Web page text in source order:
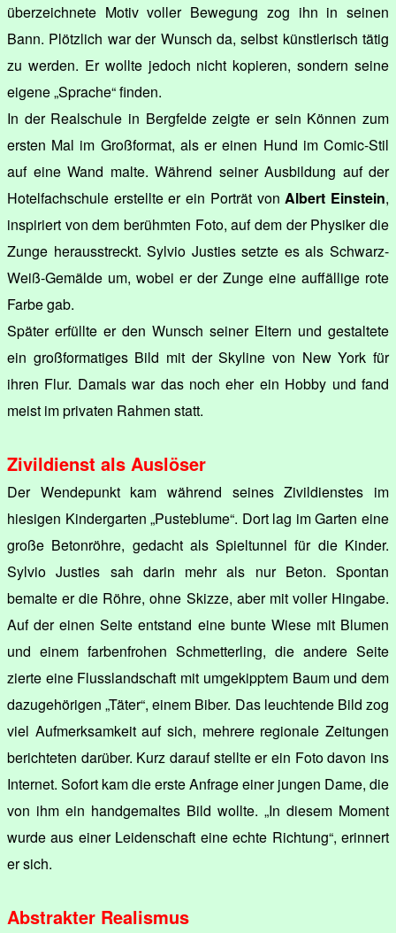
überzeichnete Motiv voller Bewegung zog ihn in seinen
Bann. Plötzlich war der Wunsch da, selbst künstlerisch tätig
zu werden. Er wollte jedoch nicht kopieren, sondern seine
eigene „Sprache“ finden.
In der Realschule in Bergfelde zeigte er sein Können zum
ersten Mal im Großformat, als er einen Hund im Comic-Stil
auf eine Wand malte. Während seiner Ausbildung auf der
Hotelfachschule erstellte er ein Porträt vonAlbert Einstein,
inspiriert von dem berühmten Foto, auf dem der Physiker die
Zunge herausstreckt. Sylvio Justies setzte es als Schwarz-
Weiß-Gemälde um, wobei er der Zunge eine auffällige rote
Farbe gab.
Später erfüllte er den Wunsch seiner Eltern und gestaltete
ein großformatiges Bild mit der Skyline von New York für
ihren Flur. Damals war das noch eher ein Hobby und fand
meist im privaten Rahmen statt.
Zivildienst als Auslöser
Der Wendepunkt kam während seines Zivildienstes im
hiesigen Kindergarten „Pusteblume“. Dort lag im Garten eine
große Betonröhre, gedacht als Spieltunnel für die Kinder.
Sylvio Justies sah darin mehr als nur Beton. Spontan
bemalte er die Röhre, ohne Skizze, aber mit voller Hingabe.
Auf der einen Seite entstand eine bunte Wiese mit Blumen
und einem farbenfrohen Schmetterling, die andere Seite
zierte eine Flusslandschaft mit umgekipptem Baum und dem
dazugehörigen „Täter“, einem Biber. Das leuchtende Bild zog
viel Aufmerksamkeit auf sich, mehrere regionale Zeitungen
berichteten darüber. Kurz darauf stellte er ein Foto davon ins
Internet. Sofort kam die erste Anfrage einer jungen Dame, die
von ihm ein handgemaltes Bild wollte. „In diesem Moment
wurde aus einer Leidenschaft eine echte Richtung“, erinnert
er sich.
Abstrakter Realismus